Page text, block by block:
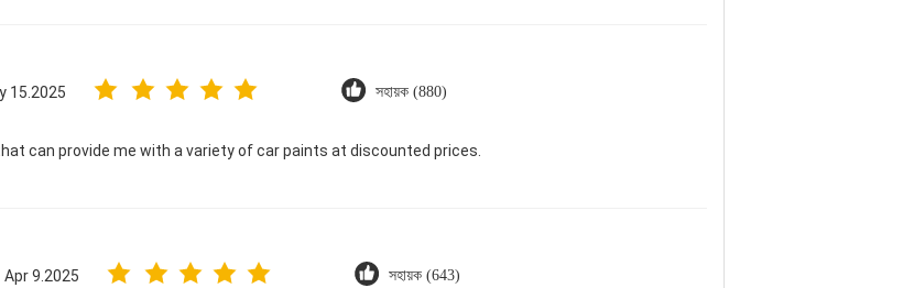
15.2025 সহায়ক (880)
can provide me with a variety of car paints at discounted prices.
Apr 9.2025 সহায়ক (643)